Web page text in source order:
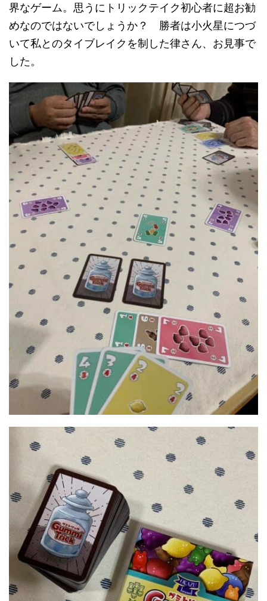
界なゲーム。思うにトリックテイク初心者に超お勧
めなのではないでしょうか？ 勝者は小火星につづ
いて私とのタイブレイクを制した律さん、お見事で
した。